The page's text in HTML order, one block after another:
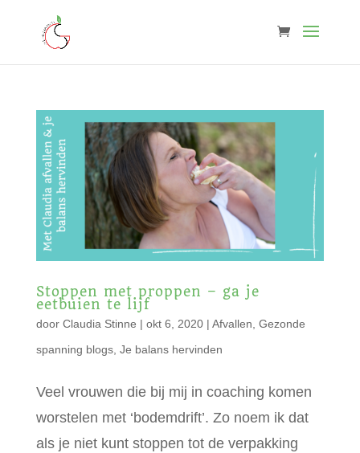
Stoppen met proppen – ga je
eetbuien te lijf
door Claudia Stinne | okt 6, 2020| Afvallen Gezonde
spanning blogs, Je balans hervinden
Veel vrouwen die bij mij in coaching komen
worstelen met ‘bodemdrift’. Zo noem ik dat
als je niet kunt stoppen tot de verpakking